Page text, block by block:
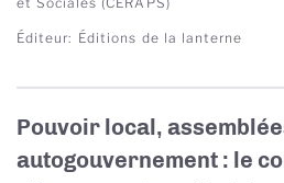
Éditeur Éditions de la lanterne
Pouvoir local,
autogouvernement : le